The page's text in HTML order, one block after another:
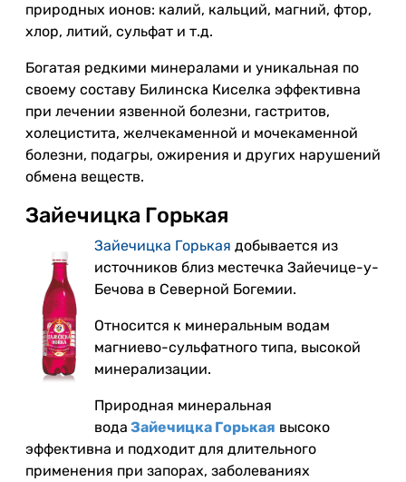
природных ионов: калий, кальций, магний, фтор,
хлор, литий, сульфат и т.д.
Богатая редкими минералами и уникальная по
своему составу Билинска Киселка эффективна
при лечении язвенной болезни, гастритов,
холецистита, желчекаменной и мочекаменной
болезни, подагры, ожирения и других нарушений
обмена веществ.
Зайечицка Горькая
Зайечицка Горькая добывается из
источников близ местечка Зайечице-у-
Бечова в Северной Богемии.
Относится к минеральным водам
магниево-сульфатного типа, высокой
минерализации.
Природная минеральная
вода Зайечицка Горькая высоко
эффективна и подходит для длительного
применения при запорах, заболеваниях